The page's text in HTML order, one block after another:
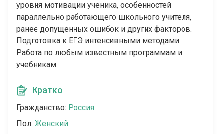
уровня мотивации ученика, особенностей
параллельно работающего школьного учителя,
ранее допущенных ошибок и других факторов.
Подготовка к ЕГЭ интенсивными методами.
Работа по любым известным программам и
учебникам.
Кратко
Гражданство: Россия
Пол: Женский